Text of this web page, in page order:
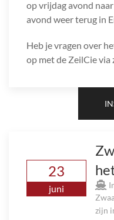
op vrijdag avond
avond weer terug in
Heb je vragen over
op met de ZeilCie via
23
juni
zijn